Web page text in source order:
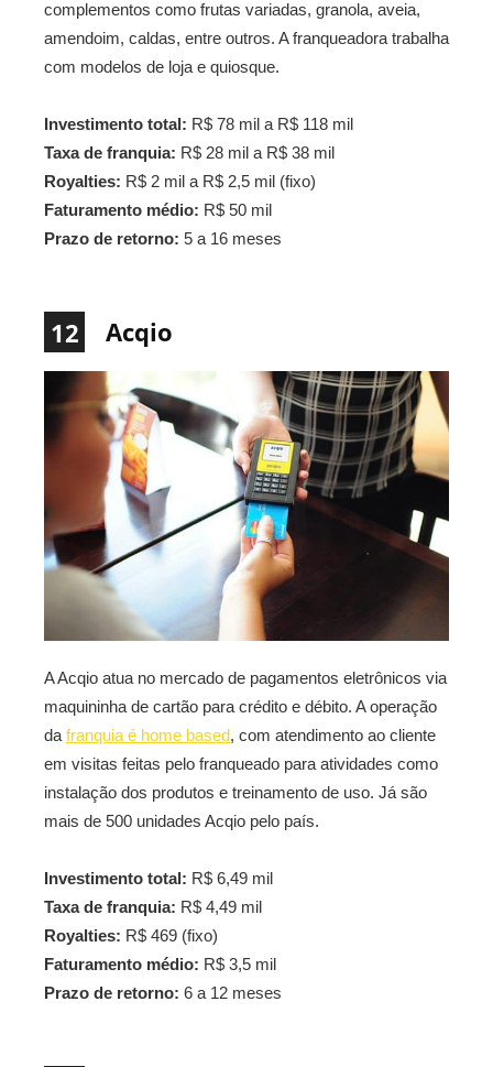
complementos como frutas variadas, granola, aveia,
amendoim, caldas, entre outros. A franqueadora trabalha
com modelos de loja e quiosque.
Investimento total: R$ 78 mil a R$ 118 mil
Taxa de franquia: R$ 28 mil a R$ 38 mil
Royalties: R$ 2 mil a R$ 2,5 mil (fixo)
Faturamento médio: R$ 50 mil
Prazo de retorno: 5 a 16 meses
12 Acqio
A Acqio atua no mercado de pagamentos eletrônicos via
maquininha de cartão para crédito e débito. A operação
da franquia é home based, com atendimento ao cliente
em visitas feitas pelo franqueado para atividades como
instalação dos produtos e treinamento de uso. Já são
mais de 500 unidades Acqio pelo país.
Investimento total: R$ 6,49 mil
Taxa de franquia: R$ 4,49 mil
Royalties: R$ 469 (fixo)
Faturamento médio: R$ 3,5 mil
Prazo de retorno: 6 a 12 meses